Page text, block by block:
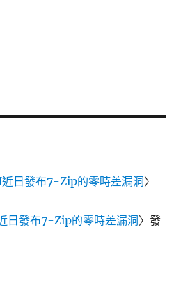
日發布7-Zip的零時差漏洞〉
日發布7-Zip的零時差漏洞〉發